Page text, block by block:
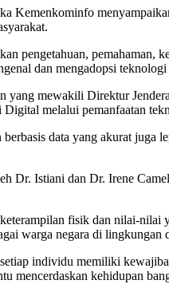
Kemenkominfo
pengetahuan, pemahaman,
dan mengadopsi
mewakili Direktur
melalui pemanfaatan
data yang akurat
Dr. Istiani dan Dr. Irene
fisik dan nilai-
warga negara di lingkungan
individu memiliki
kehidupan